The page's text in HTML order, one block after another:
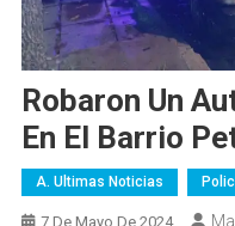
Robaron Un
En El Barrio
A. Ultimas Noticias
7 De Mayo De 2024